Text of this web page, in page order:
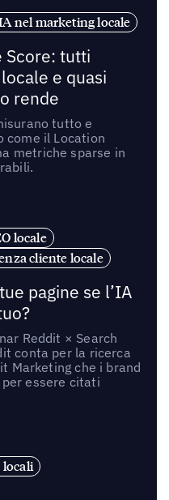
nel marketing locale
Score: tutti
e quasi
rende
tutto e
come il Location
metriche sparse in
locale
cliente locale
pagine se l’IA
Reddit × Search
conta per la ricerca
Marketing che i brand
essere citati
locali